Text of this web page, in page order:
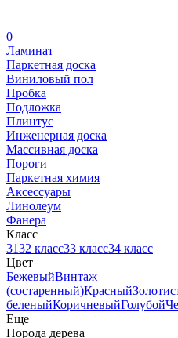
0
Ламинат
Паркетная доска
Виниловый пол
Пробка
Подложка
Плинтус
Инженерная доска
Массивная доска
Пороги
Паркетная химия
Аксессуары
Линолеум
Фанера
Класс
3132 класс33 класс34 класс
Цвет
БежевыйВинтаж
(состаренный)Красный
беленыйКоричневыйГолубой
Еще
Порода дерева